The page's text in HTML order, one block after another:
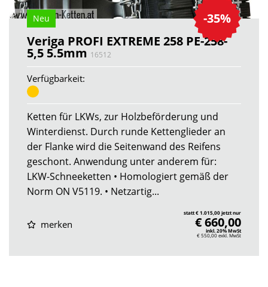
-35%
Neu
Veriga PROFI EXTREME 258 PE-258-
5,5 5.5mm 16512
Verfügbarkeit:
Ketten für LKWs, zur Holzbeförderung und
Winterdienst. Durch runde Kettenglieder an
der Flanke wird die Seitenwand des Reifens
geschont. Anwendung unter anderem für:
LKW-Schneeketten • Homologiert gemäß der
Norm ON V5119. • Netzartig...
merken
statt € 1.015,00 jetzt nur
€ 660,00
inkl. 20% MwSt
€ 550,00exkl. MwSt